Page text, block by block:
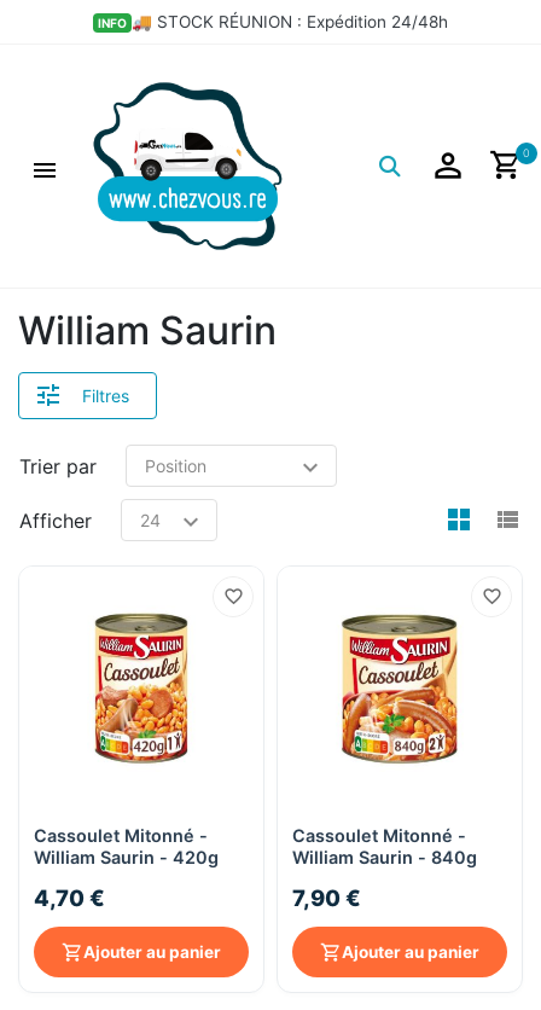
INFO 🚚 STOCK RÉUNION : Expédition 24/48h
0
William Saurin
Filtres
Trier par
Afficher
Cassoulet Mitonné -
William Saurin - 420g
4,70 €
Ajouter au panier
Cassoulet Mitonné -
William Saurin - 840g
7,90 €
Ajouter au panier